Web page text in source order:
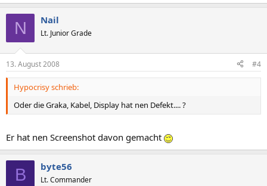
N Nail
Lt. Junior Grade
13. August 2008 #4
Hypocrisy schrieb:
Oder die Graka, Kabel, Display hat nen Defekt.... ?
Er hat nen Screenshot davon gemacht
B byte56
Lt. Commander